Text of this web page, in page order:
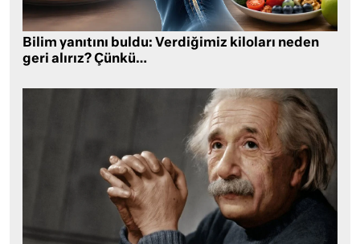
Bilim yanıtını buldu: Verdiğimiz kiloları neden
geri alırız? Çünkü…